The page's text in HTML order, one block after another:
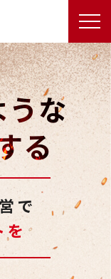
うな
る
で
を